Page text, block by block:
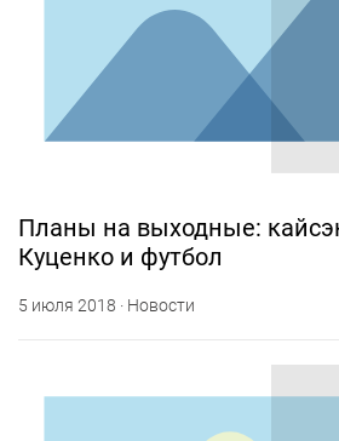
Планы на выходные:
Куценко и футбол
5 июля 2018 · Новости